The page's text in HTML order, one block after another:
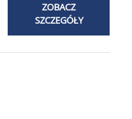
ZOBACZ
SZCZEGÓŁY